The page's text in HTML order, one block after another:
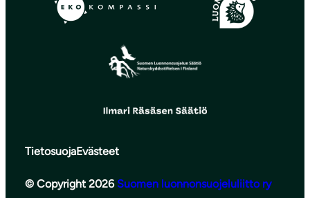
TietosuojaEvästeet
© Copyright 2026 Suomen luonnonsuojeluliitto ry